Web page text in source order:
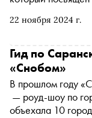
22 ноября 2024 г.
видеть красоту во
Гид по
«Снобом»
В прошлом году
— роуд-шоу по
объехала 10